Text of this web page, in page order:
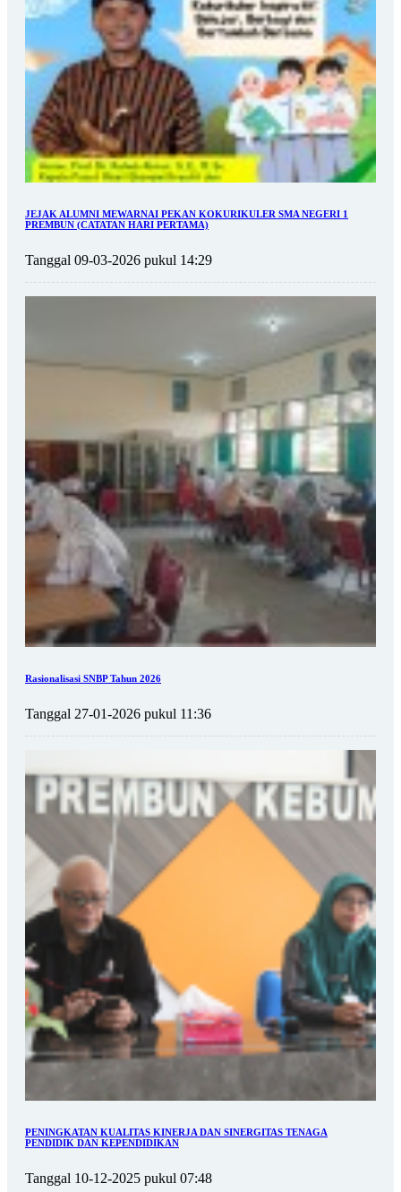
JEJAK ALUMNI MEWARNAI PEKAN KOKURIKULER SMA NEGERI 1
PREMBUN (CATATAN HARI PERTAMA)
Tanggal 09-03-2026 pukul 14:29
Rasionalisasi SNBP Tahun 2026
Tanggal 27-01-2026 pukul 11:36
PENINGKATAN KUALITAS KINERJA DAN SINERGITAS TENAGA
PENDIDIK DAN KEPENDIDIKAN
Tanggal 10-12-2025 pukul 07:48